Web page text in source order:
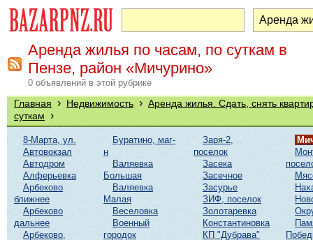
Аренда жилья по часам, по суткам в
Пензе, район «Мичурино»
0 объявлений в этой рубрике
Главная › Недвижимость › Аренда жилья. Сдать, снять
суткам ›
8-Марта, ул.
Автовокзал
Автодром
Алферьевка
Арбеково
ближнее
Арбеково
дальнее
Арбеково,
Буратино, маг-
н
Валяевка
Большая
Валяевка
Малая
Веселовка
Военный
городок
Заря-2,
поселок
Засека
Засечное
Засурье
ЗИФ, поселок
Золотаревка
Константиновка
КП "Дубрава"